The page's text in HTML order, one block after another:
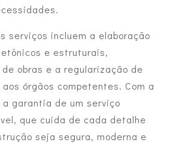
serviços incluem a elaboração
e estruturais,
obras e a regularização de
órgãos competentes. Com a
a garantia de um serviço
que cuida de cada detalhe
seja segura, moderna e